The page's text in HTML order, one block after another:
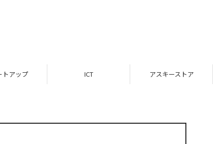
トアップ ICT アスキーストア